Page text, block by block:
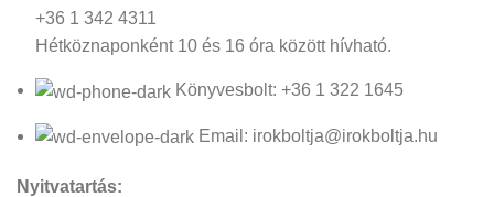
+36 1 342 4311
Hétköznaponként 10 és 16 óra között hívható.
Könyvesbolt: +36 1 322 1645
Email: irokboltja@irokboltja.hu
Nyitvatartás: